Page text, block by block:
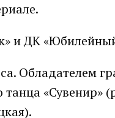
и ДК
Обладателем
«Сувенир»